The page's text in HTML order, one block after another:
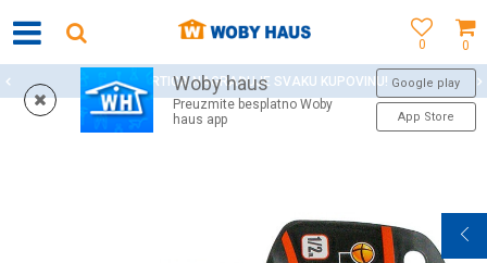
0
0
Woby haus
Preuzmite besplatno Woby
haus app
Google play
App Store
WOBY KARTICA NAGRAĐUJE SVAKU KUPOVINU!